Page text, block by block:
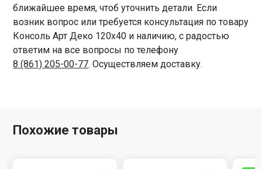
ближайшее время, чтоб уточнить детали. Если
возник вопрос или требуется консультация по товару
Консоль Арт Деко 120х40 и наличию, с радостью
ответим на все вопросы по телефону
8 (861) 205-00-77. Осуществляем доставку.
Похожие товары